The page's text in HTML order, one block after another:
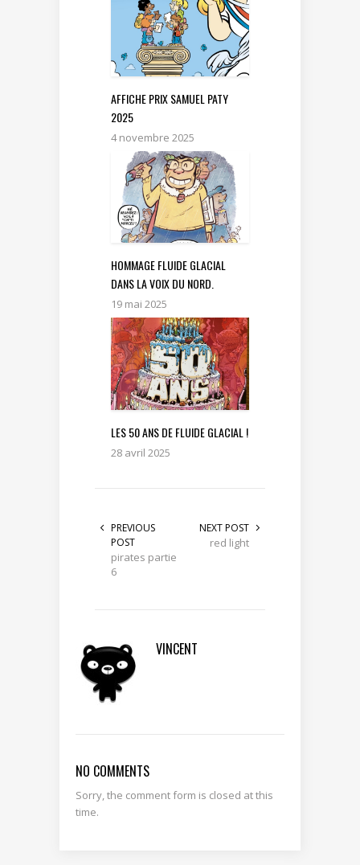
AFFICHE PRIX SAMUEL PATY
2025
4 novembre 2025
HOMMAGE FLUIDE GLACIAL
DANS LA VOIX DU NORD.
19 mai 2025
LES 50 ANS DE FLUIDE GLACIAL !
28 avril 2025
PREVIOUS
POST
pirates partie
6
NEXT POST
red light
VINCENT
NO COMMENTS
Sorry, the comment form is closed at this
time.